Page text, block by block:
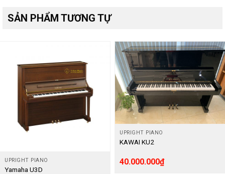
-Khăn phủ phím
SẢN PHẨM TƯƠNG TỰ
UPRIGHT PIANO
Yamaha U3D
UPRIGHT PIANO
KAWAI KU2
40.000.000₫